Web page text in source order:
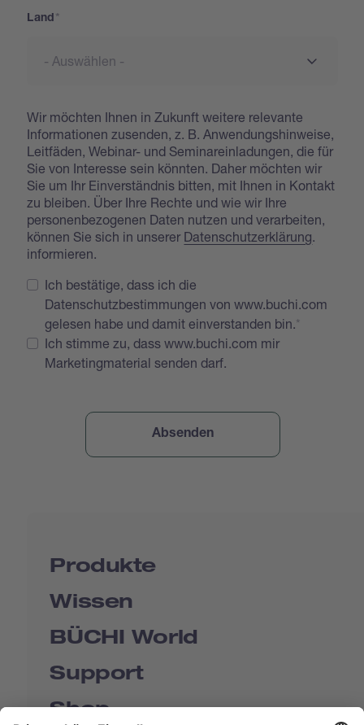
Land
Wir möchten Ihnen in Zukunft weitere relevante
Informationen zusenden, z. B. Anwendungshinweise,
Leitfäden, Webinar- und Seminareinladungen, die für
Sie von Interesse sein könnten. Daher möchten wir
Sie um Ihr Einverständnis bitten, mit Ihnen in Kontakt
zu bleiben. Über Ihre Rechte und wie wir Ihre
personenbezogenen Daten nutzen und verarbeiten,
können Sie sich in unserer Datenschutzerklärung
informieren.
Ich bestätige, dass ich die
Datenschutzbestimmungen von www.buchi.com
gelesen habe und damit einverstanden bin.
Ich stimme zu, dass www.buchi.com mir
Marketingmaterial senden darf.
Produkte
Wissen
BÜCHI World
Support
Shop